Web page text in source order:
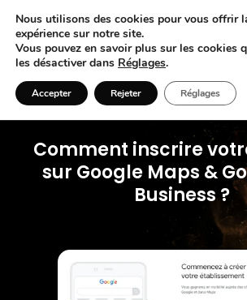
Comment inscrire
sur Google Maps &
Business ?
Nous utilisons des cookies pour vous offrir
expérience sur notre site.
Vous pouvez en savoir plus sur les cookies
les désactiver dans Réglages.
Accepter Rejeter Réglages